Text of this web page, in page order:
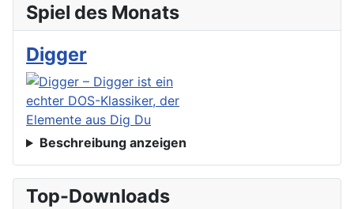
Spiel des Monats
Digger
Beschreibung anzeigen
Top-Downloads